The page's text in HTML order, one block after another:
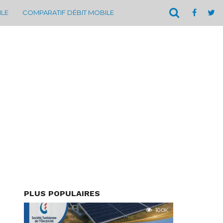
COMPARATIF DÉBIT MOBILE
PLUS POPULAIRES
10.0K